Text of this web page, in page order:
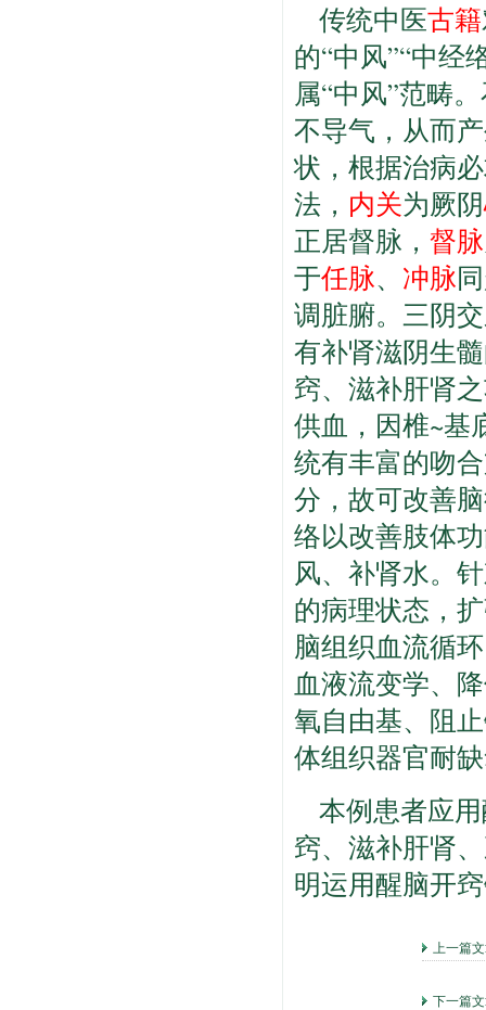
传统中医古籍
的“中风”“中经
属“中风”范畴
不导气，从而
状，根据治病
法， 内关为厥阴
正居督脉， 督脉
于任脉、 冲脉
调脏腑。三阴
有补肾滋阴生
窍、滋补肝肾
供血，因椎~基
统有丰富的吻
分，故可改善
络以改善肢体
风、补肾水。
的病理状态，
脑组织血流循
血液流变学、
氧自由基、阻
体组织器官耐
本例患者应
窍、滋补肝肾
明运用醒脑开
上一篇
下一篇